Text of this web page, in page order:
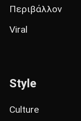
Περιβάλλον
Viral
Style
Culture